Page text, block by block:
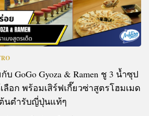
GoGo Gyoza & Ramen ชู 3 น้ำซุป
ลือก พร้อมเสิร์ฟเกี๊ยวซ่าสูตรโฮมเมด
นตำรับญี่ปุ่นแท้ๆ